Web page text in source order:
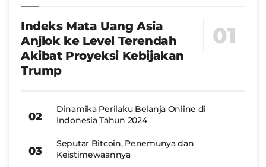
Indeks Mata Uang Asia
Anjlok ke Level Terendah
Akibat Proyeksi Kebijakan
Trump
Dinamika Perilaku Belanja Online di
Indonesia Tahun 2024
Seputar Bitcoin, Penemunya dan
Keistimewaannya